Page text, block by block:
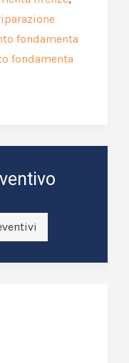
fondamenta
fondamenta